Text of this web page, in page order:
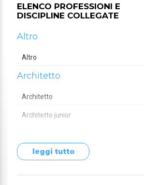
ELENCO PROFESSIONI E
DISCIPLINE COLLEGATE
Altro
Altro
Architetto
Architetto
Architetto junior
Geometra
Ingegnere
leggi tutto